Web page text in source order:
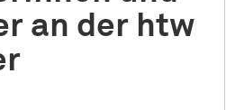
an der htw